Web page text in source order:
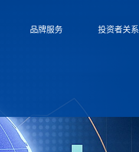
品牌服务 投资者关系